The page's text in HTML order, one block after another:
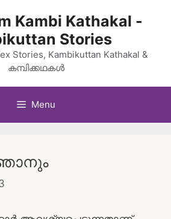
Kambi Kathakal -
Stories
Stories, Kambikuttan Kathakal &
കമ്പിക്കഥകൾ
Menu